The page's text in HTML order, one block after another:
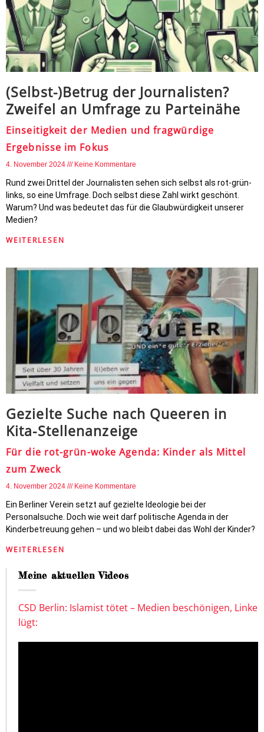
(Selbst-)Betrug der Journalisten?
Zweifel an Umfrage zu Parteinähe
Einseitigkeit der Medien und fragwürdige
Ergebnisse im Fokus
4. November 2024 Keine Kommentare
Rund zwei Drittel der Journalisten sehen sich selbst als rot-grün-
links, so eine Umfrage. Doch selbst diese Zahl wirkt geschönt.
Warum? Und was bedeutet das für die Glaubwürdigkeit unserer
Medien?
WEITERLESEN
Gezielte Suche nach Queeren in
Kita-Stellenanzeige
Für die rot-grün-woke Agenda: Kinder als Mittel
zum Zweck
4. November 2024 Keine Kommentare
Ein Berliner Verein setzt auf gezielte Ideologie bei der
Personalsuche. Doch wie weit darf politische Agenda in der
Kinderbetreuung gehen – und wo bleibt dabei das Wohl der Kinder?
WEITERLESEN
Meine aktuellen Videos
CSD Berlin: Islamist tötet – Medien beschönigen, Linke
lügt: